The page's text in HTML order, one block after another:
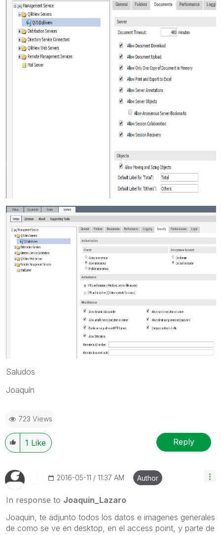
Saludos
Joaquín
723 Views
1 Like Reply
‎2016-05-11 11:37 AM Author
In response to Joaquin_Lazaro
Joaquin, te adjunto todos los datos e imagenes generales
de como se ve en desktop, en el access point, y parte de